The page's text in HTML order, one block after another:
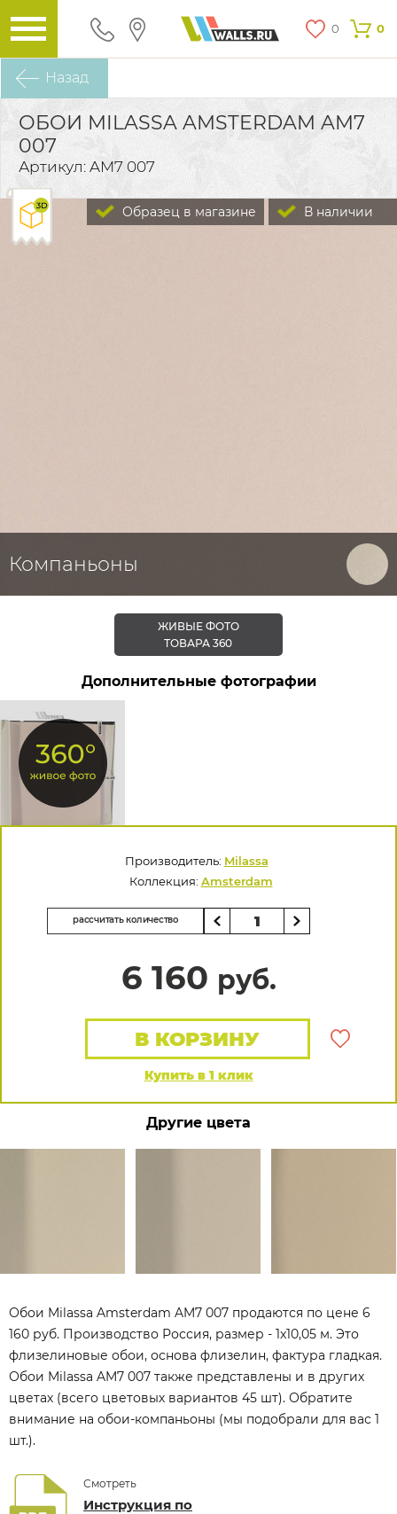
0 0
Назад
ОБОИ MILASSA AMSTERDAM AM7
007
Артикул: AM7 007
В наличии
Образец в магазине
Компаньоны
ЖИВЫЕ ФОТО
ТОВАРА 360
Дополнительные фотографии
Производитель: Milassa
Коллекция: Amsterdam
рассчитать количество
6 160 руб.
Купить в 1 клик
В КОРЗИНУ
Другие цвета
Обои Milassa Amsterdam AM7 007 продаются по цене 6
160 руб. Производство Россия, размер - 1x10,05 м. Это
флизелиновые обои, основа флизелин, фактура гладкая.
Обои Milassa AM7 007 также представлены и в других
цветах (всего цветовых вариантов 45 шт). Обратите
внимание на обои-компаньоны (мы подобрали для вас 1
шт.).
Смотреть
Инструкция по